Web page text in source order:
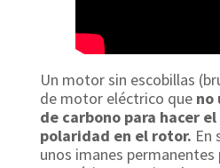
Un motor sin escobillas
de motor eléctrico que no
de carbono para hacer
polaridad en el rotor. En
unos imanes permanentes